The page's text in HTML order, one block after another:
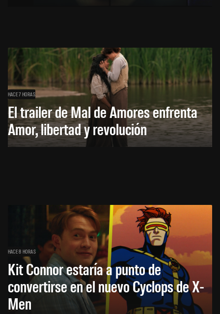
HACE 7 HORAS
El trailer de Mal de Amores enfrenta
Amor, libertad y revolución
HACE 8 HORAS
Kit Connor estaría a punto de
convertirse en el nuevo Cyclops de X-
Men